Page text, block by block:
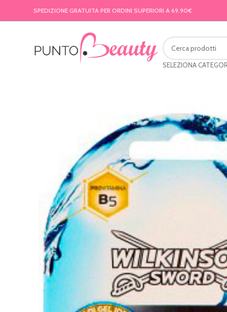
SPEDIZIONE GRATUITA PER ORDINI SUPERIORI A 69.90€
SELEZIONA